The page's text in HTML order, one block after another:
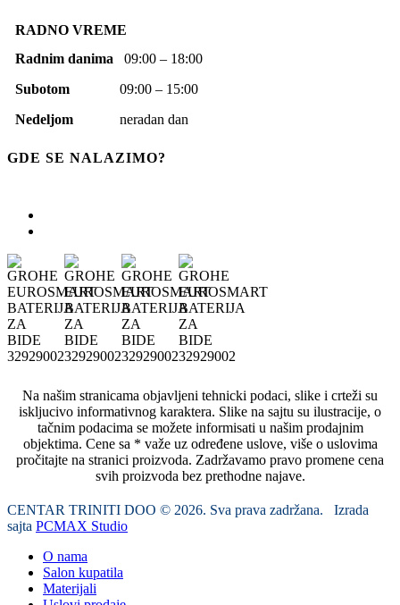
RADNO VREME
Radnim danima 09:00 – 18:00
Subotom 09:00 – 15:00
Nedeljom neradan dan
GDE SE NALAZIMO?
Na našim stranicama objavljeni tehnicki podaci, slike i crteži su
iskljucivo informativnog karaktera. Slike na sajtu su ilustracije, o
tačnim podacima se možete informisati u našim prodajnim
objektima. Cene sa * važe uz određene uslove, više o uslovima
pročitajte na stranici proizvoda. Zadržavamo pravo promene cena
svih proizvoda bez prethodne najave.
CENTAR TRINITI DOO © 2026. Sva prava zadržana. Izrada
sajta PCMAX Studio
O nama
Salon kupatila
Materijali